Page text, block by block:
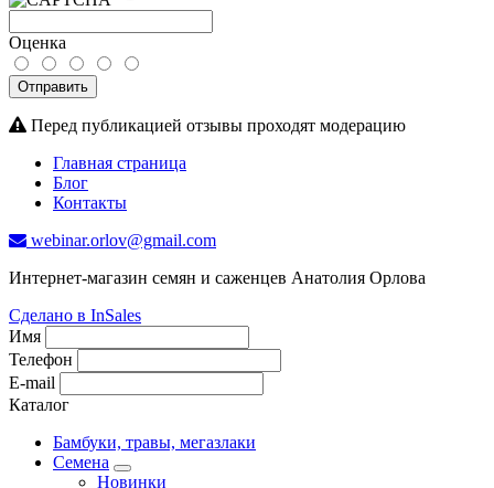
Оценка
Отправить
Перед публикацией отзывы проходят модерацию
Главная страница
Блог
Контакты
webinar.orlov@gmail.com
Интернет-магазин семян и саженцев Анатолия Орлова
Сделано в InSales
Имя
Телефон
E-mail
Каталог
Бамбуки, травы, мегазлаки
Семена
Новинки